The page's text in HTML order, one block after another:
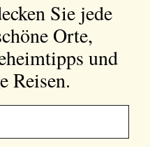
Sie jede
Orte,
und
Reisen.